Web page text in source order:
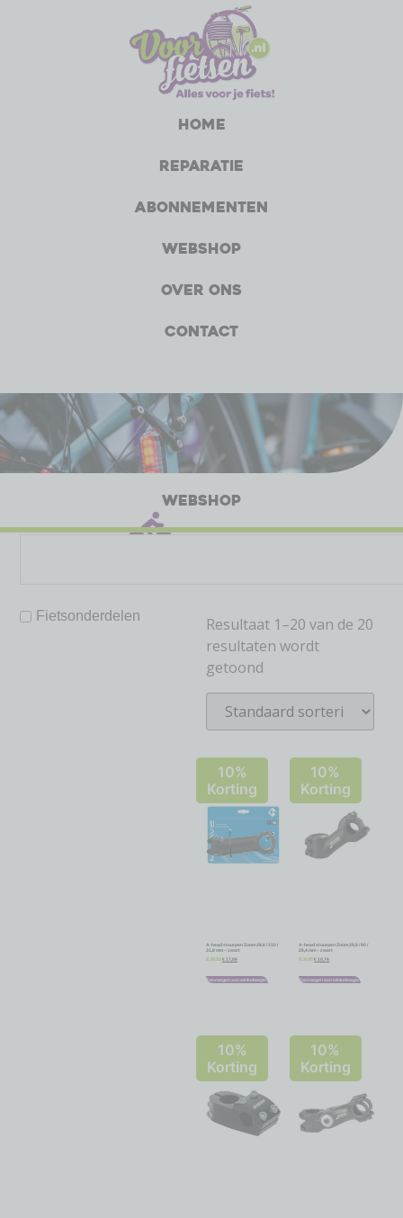
Home
Reparatie
Abonnementen
Webshop
Over ons
Contact
WEBSHOP
Fietsonderdelen
Resultaat 1–20 van de 20
resultaten wordt
getoond
10%
Korting
A-head stuurpen Zoom 28,6 / 110 /
31,8 mm – zwart
€ 18,95 € 17,06
Toevoegen aan winkelwagen
10%
Korting
A-head stuurpen Zoom 28,6 / 90 /
25,4 mm – zwart
€ 11,95 € 10,76
Toevoegen aan winkelwagen
10%
Korting
10%
Korting